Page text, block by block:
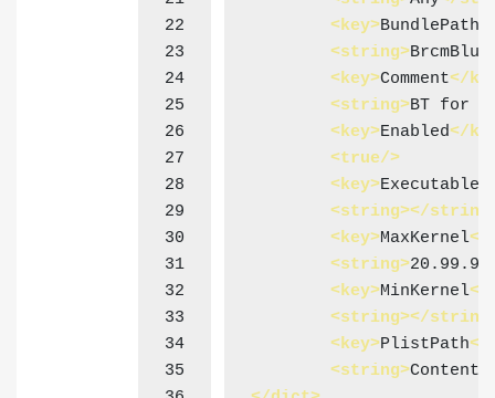
22
23
24
25
26
27
28
29
30
31
32
33
34
35
<key>BundlePath
<string>
<key>Comment</
<string>BT for
<key>Enabled</
<true/>
<key>
<string></string
<key>MaxKernel</
<string>20.99.99
<key>MinKernel</
<string></string
<key>PlistPath</
<string>